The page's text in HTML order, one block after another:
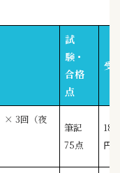
試
験・
合格
点
受
× 3回（夜
筆記
75点
円